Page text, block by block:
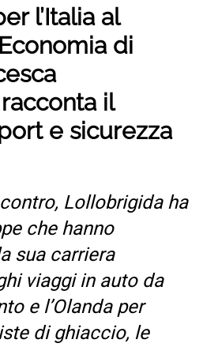
l’Italia al
di
il
e sicurezza
Lollobrigida ha
che hanno
sua carriera
viaggi in auto da
e l’Olanda per
di ghiaccio, le